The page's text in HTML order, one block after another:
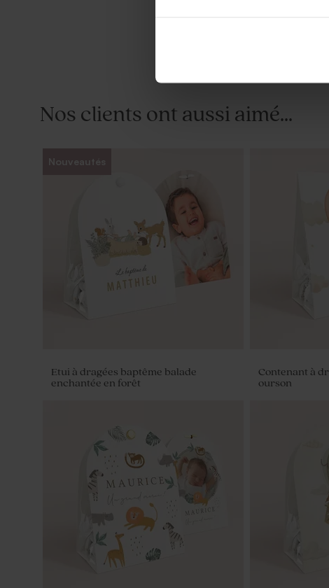
Carte remerciement naissance ourson
Cartes étapes première année bébé
animaux de la forêt
Nos clients ont aussi aimé...
Nouveautés
Etui à dragées baptême balade
enchantée en forêt
Contenant à
ourson